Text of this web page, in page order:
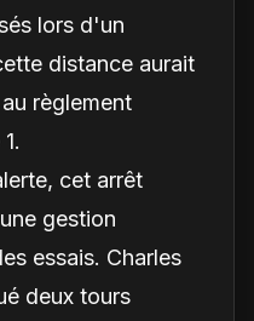
lors d'un
distance aurait
règlement
cet arrêt
gestion
essais. Charles
deux tours